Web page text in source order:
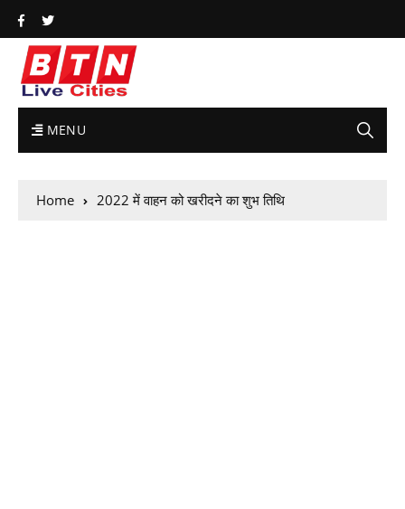
MENU
Home 2022 में वाहन को खरीदने का शुभ तिथि